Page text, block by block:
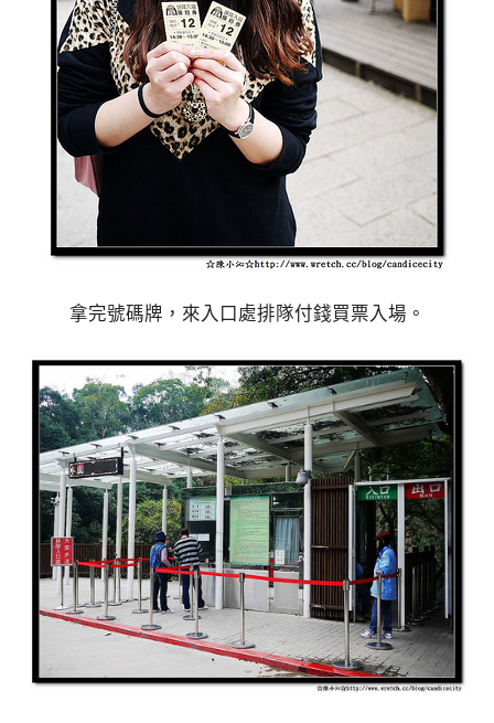
拿完號碼牌，來入口處排隊付錢買票入場。